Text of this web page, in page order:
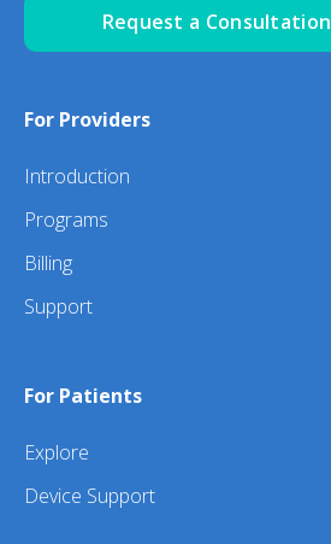
Request a Consultation
For Providers
Introduction
Programs
Billing
Support
For Patients
Explore
Device Support